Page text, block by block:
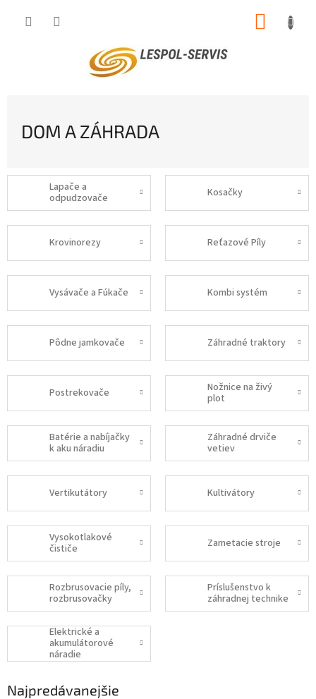
DOM A ZÁHRADA
Lapače a
odpudzovače
Kosačky
Krovinorezy Reťazové Píly
Vysávače a Fúkače Kombi systém
Pôdne jamkovače Záhradné traktory
Postrekovače
Nožnice na živý
plot
Batérie a nabíjačky
k aku náradiu
Záhradné drviče
vetiev
Vertikutátory Kultivátory
Vysokotlakové
čističe
Zametacie stroje
Rozbrusovacie píly,
rozbrusovačky
Príslušenstvo k
záhradnej technike
Elektrické a
akumulátorové
náradie
Najpredávanejšie